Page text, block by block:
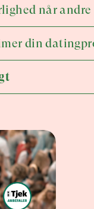
når
din